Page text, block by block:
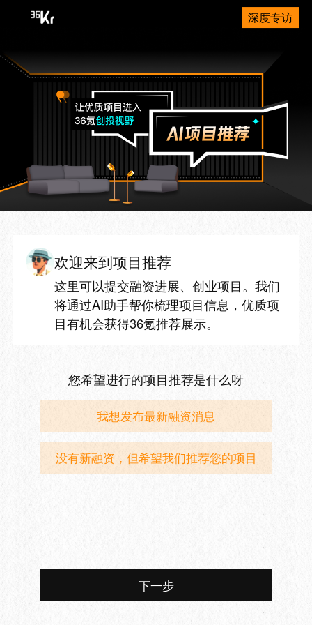
深度专访
欢迎来到项目推荐
这里可以提交融资进展、创业项目。我们
将通过AI助手帮你梳理项目信息，优质项
目有机会获得36氪推荐展示。
您希望进行的项目推荐是什么呀
我想发布最新融资消息
没有新融资，但希望我们推荐您的项目
下一步